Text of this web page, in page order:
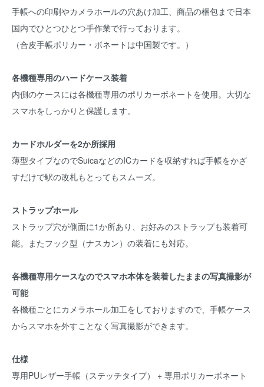
手帳への印刷やカメラホールの穴あけ加工、商品の梱包まで日本
国内でひとつひとつ手作業で行っております。
（合皮手帳ポリカー・ボネートは中国製です。）
各機種専用のハードケース装着
内側のケースには各機種専用のポリカーボネートを使用。大切な
スマホをしっかりと保護します。
カードホルダーを2か所採用
薄型タイプなのでSuicaなどのICカードを収納すれば手帳をかざ
すだけで駅の改札もとってもスムーズ。
ストラップホール
ストラップ穴が側面に1か所あり、お好みのストラップも装着可
能。またフック型（ナスカン）の装着にも対応。
各機種専用ケースなのでスマホ本体を装着したままの写真撮影が
可能
各機種ごとにカメラホール加工をしておりますので、手帳ケース
からスマホを外すことなく写真撮影ができます。
仕様
専用PUレザー手帳（ステッチタイプ） + 専用ポリカーボネート